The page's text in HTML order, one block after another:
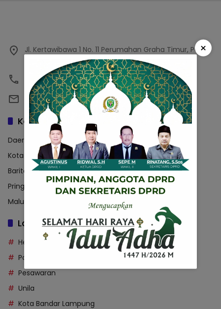
Jl. Kertawibawa 1 No. 11 Perumahan Graha Timur, PO.
BOX 11000, Bekasi, Jawa Barat, Indonesia
08123456789
emailsaya@gmail.com
Kategori
Daerah
Kota Bandar Lampung
Barito Utara
Pringsewu
Maluku Utara
Label
Headline
Polda Lampung
Pesawaran
Unila
Kota Bandar Lampung
×